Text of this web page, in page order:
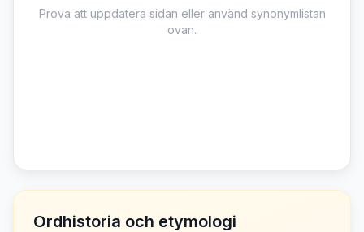
Prova att uppdatera sidan eller använd synonymlistan
ovan.
Ordhistoria och etymologi